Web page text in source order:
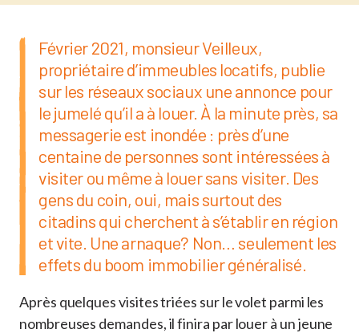
Février 2021, monsieur Veilleux,
propriétaire d’immeubles locatifs, publie
sur les réseaux sociaux une annonce pour
le jumelé qu’il a à louer. À la minute près, sa
messagerie est inondée : près d’une
centaine de personnes sont intéressées à
visiter ou même à louer sans visiter. Des
gens du coin, oui, mais surtout des
citadins qui cherchent à s’établir en région
et vite. Une arnaque? Non… seulement les
effets du boom immobilier généralisé.
Après quelques visites triées sur le volet parmi les
nombreuses demandes, il finira par louer à un jeune